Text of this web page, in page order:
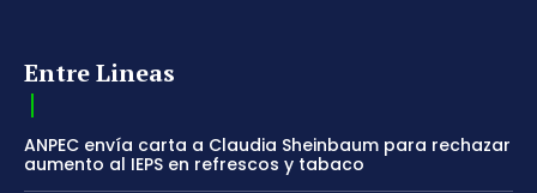
Entre Lineas
ANPEC envía carta a Claudia Sheinbaum para rechazar
aumento al IEPS en refrescos y tabaco